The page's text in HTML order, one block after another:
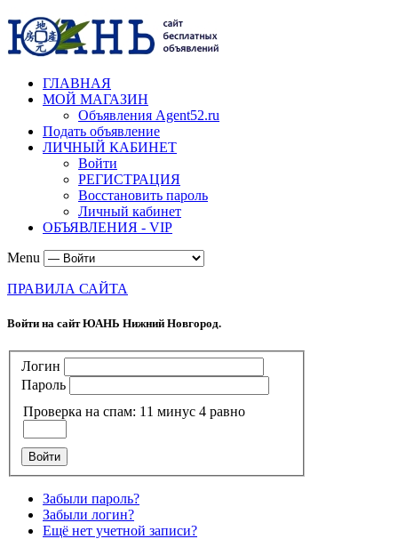
ГЛАВНАЯ
МОЙ МАГАЗИН
Объявления Agent52.ru
Подать объявление
ЛИЧНЫЙ КАБИНЕТ
Войти
РЕГИСТРАЦИЯ
Восстановить пароль
Личный кабинет
ОБЪЯВЛЕНИЯ - VIP
Menu
ПРАВИЛА САЙТА
Войти на сайт ЮАНЬ Нижний Новгород.
Логин
Пароль
Проверка на спам: 11 минус 4 равно
Войти
Забыли пароль?
Забыли логин?
Ещё нет учетной записи?